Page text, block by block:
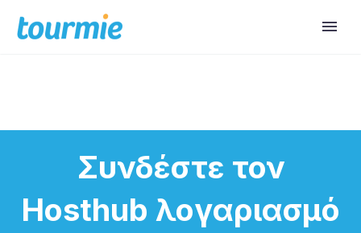
Συνδέστε τον
Hosthub λογαριασμό